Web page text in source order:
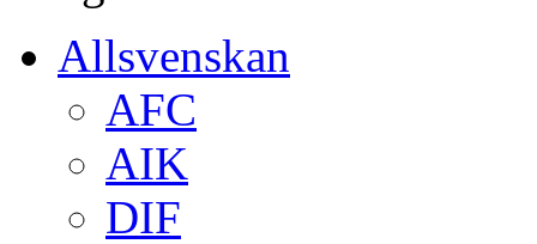
Allsvenskan
AFC
AIK
DIF